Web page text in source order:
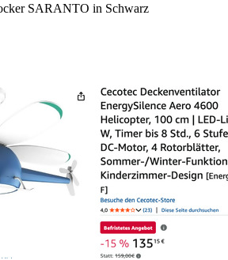
SARANTO in Schwarz